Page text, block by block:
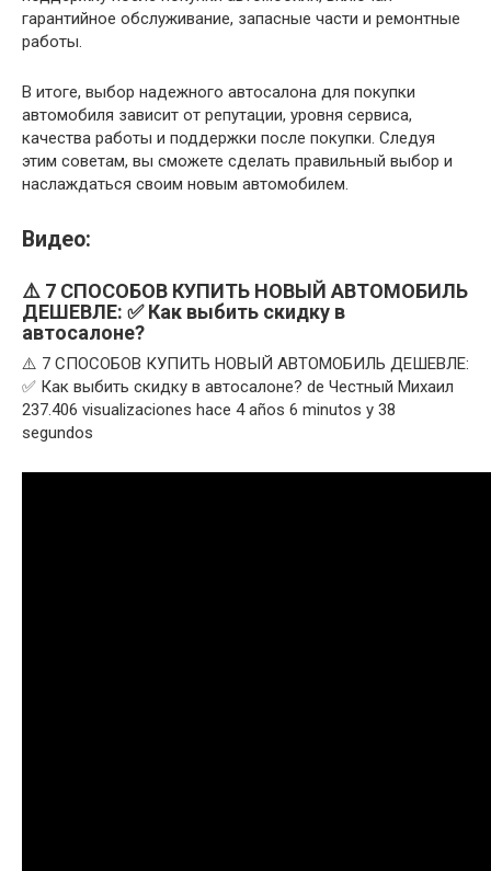
гарантийное обслуживание, запасные части и ремонтные
работы.
В итоге, выбор надежного автосалона для покупки
автомобиля зависит от репутации, уровня сервиса,
качества работы и поддержки после покупки. Следуя
этим советам, вы сможете сделать правильный выбор и
наслаждаться своим новым автомобилем.
Видео:
⚠️ 7 СПОСОБОВ КУПИТЬ НОВЫЙ АВТОМОБИЛЬ
ДЕШЕВЛЕ: ✅ Как выбить скидку в
автосалоне?
⚠️ 7 СПОСОБОВ КУПИТЬ НОВЫЙ АВТОМОБИЛЬ ДЕШЕВЛЕ:
✅ Как выбить скидку в автосалоне? de Честный Михаил
237.406 visualizaciones hace 4 años 6 minutos y 38
segundos